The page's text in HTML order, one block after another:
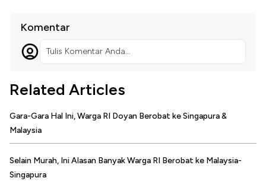
Komentar
Tulis Komentar Anda...
Related Articles
Gara-Gara Hal Ini, Warga RI Doyan Berobat ke Singapura &
Malaysia
Selain Murah, Ini Alasan Banyak Warga RI Berobat ke Malaysia-
Singapura